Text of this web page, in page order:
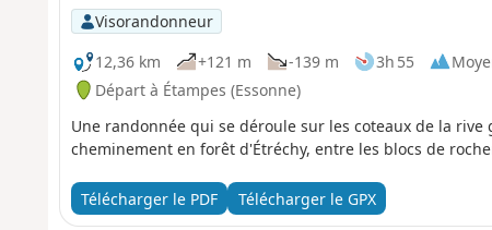
Visorandonneur
12,36 km
+121 m -139 m 3h 55
Départ à Étampes (Essonne)
Une randonnée qui se déroule sur les coteaux de la
cheminement en forêt d'Étréchy, entre les blocs de
Télécharger le PDF Télécharger le GPX